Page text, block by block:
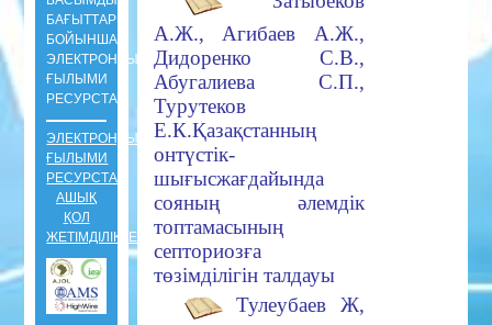
А.Ж., Агибаев А.Ж.,
Дидоренко С.В.,
Абугалиева С.П.,
Турутеков
Е.К.Қазақстанның
онтүстік-
шығысжағдайында
сояның әлемдік
топтамасының
септориозға
төзімділігін талдауы
Тулеубаев Ж,
БАҒЫТТАРЫ
БОЙЫНША
ЭЛЕКТРОНДЫ
ҒЫЛЫМИ
РЕСУРСТАР
ЭЛЕКТРОНДЫ
ҒЫЛЫМИ
РЕСУРСТАР
АШЫҚ
ҚОЛ
ЖЕТІМДІЛІКТЕ